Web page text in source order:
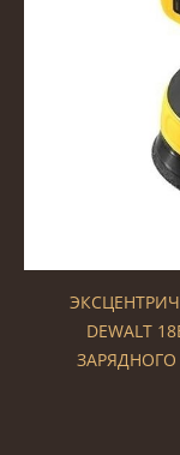
DEWALT
ЗАРЯДНОГО